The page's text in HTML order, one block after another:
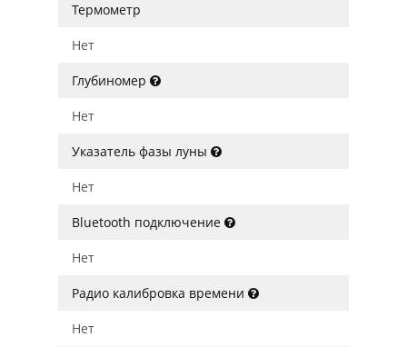
Термометр
Нет
Глубиномер
Нет
Указатель фазы луны
Нет
Bluetooth подключение
Нет
Радио калибровка времени
Нет